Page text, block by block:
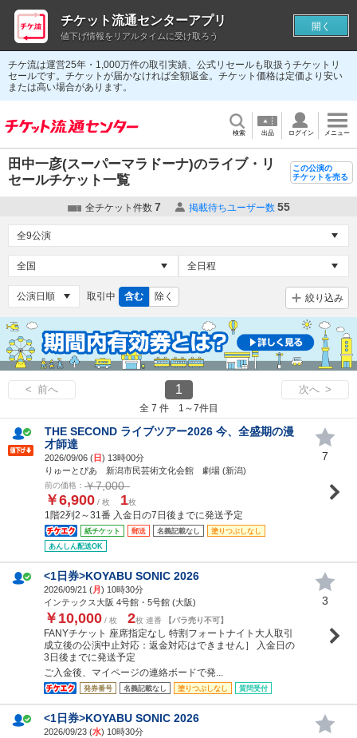
チケ流は運営25年・1,000万件の取引実績、公式リセールも取扱うチケットリ
セールです。チケットが届かなければ全額返金。チケット価格は定価より安い
または高い場合があります。
検索 出品 ログイン メニュー
田中一彦(スーパーマラドーナ)のライブ・リ
セールチケット一覧
この公演の
チケットを売る
全チケット件数 7 掲載待ちユーザー数 55
取引中 含む 除く 絞り込み
< 前へ 1 次へ >
全 7 件 1～7件目
THE SECOND ライブツアー2026 今、全盛期の漫
才師達
2026/09/06 (日) 13時00分
りゅーとぴあ 新潟市民芸術文化会館 劇場 (新潟)
前の価格： ￥7,000
￥6,900 / 枚 1枚
1階2列2～31番 入金日の7日後までに発送予定
紙チケット 郵送 名義記載なし
塗りつぶしなし
あんしん配送OK
7
<1日券>KOYABU SONIC 2026
2026/09/21 (月) 10時30分
インテックス大阪 4号館・5号館 (大阪)
￥10,000 / 枚 2枚 連番 【バラ売り不可】
FANYチケット 座席指定なし 特割フォートナイト大人取引
成立後の公演中止対応：返金対応はできません］ 入金日の
3日後までに発送予定
ご入金後、マイページの連絡ボードで発...
発券番号 名義記載なし 塗りつぶしなし 質問受付
3
<1日券>KOYABU SONIC 2026
2026/09/23 (水) 10時30分
チケット流通センターアプリ
値下げ情報をリアルタイムに受け取ろう
開く